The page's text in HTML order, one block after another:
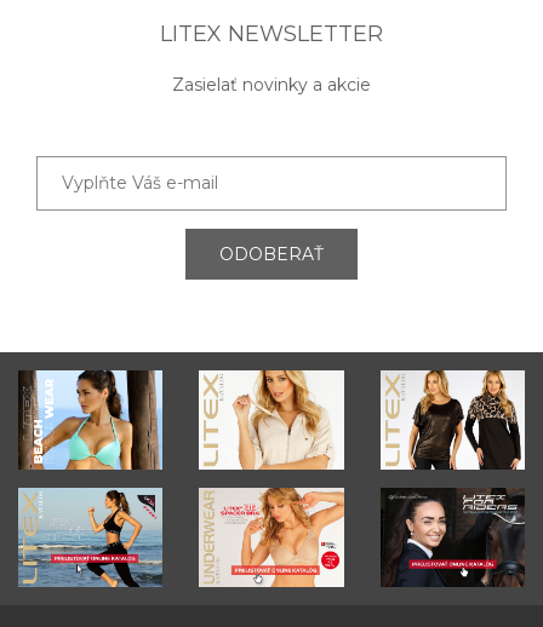
LITEX NEWSLETTER
Zasielať novinky a akcie
ODOBERAŤ